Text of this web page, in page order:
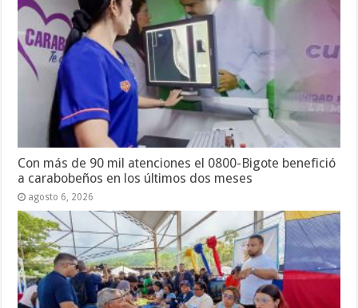
Con más de 90 mil atenciones el 0800-Bigote benefició
a carabobeños en los últimos dos meses
agosto 6, 2026